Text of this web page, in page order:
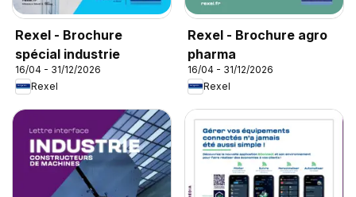
Rexel - Brochure
spécial industrie
16/04 - 31/12/2026
Rexel
Rexel - Brochure agro
pharma
16/04 - 31/12/2026
Rexel